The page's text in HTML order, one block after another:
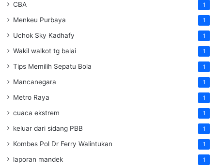
CBA 1
Menkeu Purbaya 1
Uchok Sky Kadhafy 1
Wakil walkot tg balai 1
Tips Memilih Sepatu Bola 1
Mancanegara 1
Metro Raya 1
cuaca ekstrem 1
keluar dari sidang PBB 1
Kombes Pol Dr Ferry Walintukan 1
laporan mandek 1